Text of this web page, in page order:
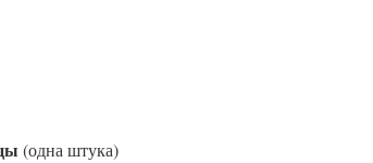
(одна штука)